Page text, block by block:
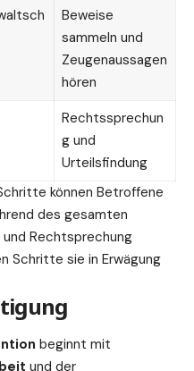
Beweise
sammeln und
Zeugenaussagen
hören
Rechtssprechun
g und
Urteilsfindung
können Betroffene
des gesamten
Rechtsprechung
Schritte sie in Erwägung
beginnt mit
und der